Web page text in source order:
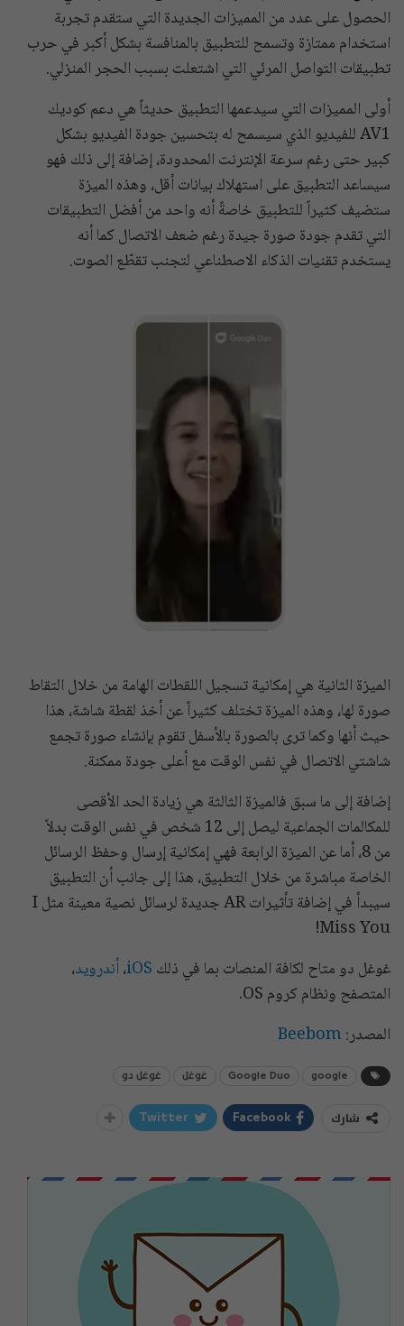
الحصول على عدد من المميزات الجديدة التي ستقدم تجربة
استخدام ممتازة وتسمح للتطبيق بالمنافسة بشكل أكبر في حرب
تطبيقات التواصل المرئي التي اشتعلت بسبب الحجر المنزلي.
أولى المميزات التي سيدعمها التطبيق حديثاً هي دعم كوديك
AV1 للفيديو الذي سيسمح له بتحسين جودة الفيديو بشكل
كبير حتى رغم سرعة الإنترنت المحدودة، إضافة إلى ذلك فهو
سيساعد التطبيق على استهلاك بيانات أقل، وهذه الميزة
ستضيف كثيراً للتطبيق خاصةً أنه واحد من أفضل التطبيقات
التي تقدم جودة صورة جيدة رغم ضعف الاتصال كما أنه
يستخدم تقنيات الذكاء الاصطناعي لتجنب تقطّع الصوت.
الميزة الثانية هي إمكانية تسجيل اللقطات الهامة من خلال التقاط
صورة لها، وهذه الميزة تختلف كثيراً عن أخذ لقطة شاشة، هذا
حيث أنها وكما ترى بالصورة بالأسفل تقوم بإنشاء صورة تجمع
شاشتي الاتصال في نفس الوقت مع أعلى جودة ممكنة.
إضافة إلى ما سبق فالميزة الثالثة هي زيادة الحد الأقصى
للمكالمات الجماعية ليصل إلى 12 شخص في نفس الوقت بدلاً
من 8، أما عن الميزة الرابعة فهي إمكانية إرسال وحفظ الرسائل
الخاصة مباشرة من خلال التطبيق، هذا إلى جانب أن التطبيق
سيبدأ في إضافة تأثيرات AR جديدة لرسائل نصية معينة مثل I
Miss You!
غوغل دو متاح لكافة المنصات بما في ذلك iOS،أندرويد،
المتصفح ونظام كروم OS.
المصدر: Beebom
google
Google Duo غوغل غوغل دو
شارك Facebook
Twitter